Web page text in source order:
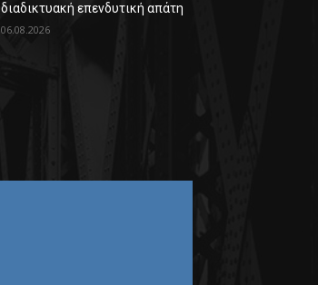
διαδικτυακή επενδυτική απάτη
06.08.2026